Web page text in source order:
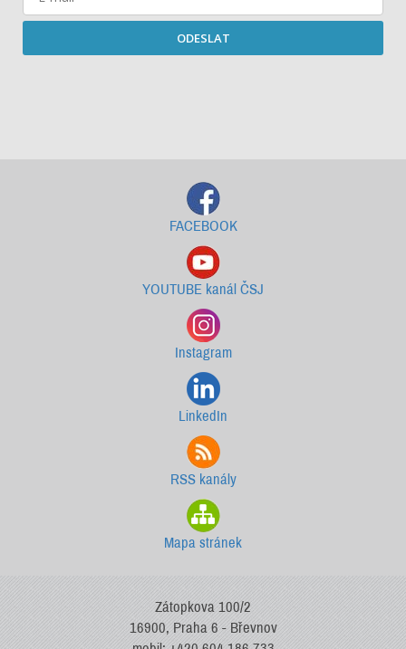
ODESLAT
FACEBOOK
YOUTUBE kanál ČSJ
Instagram
LinkedIn
RSS kanály
Mapa stránek
Zátopkova 100/2
16900, Praha 6 - Břevnov